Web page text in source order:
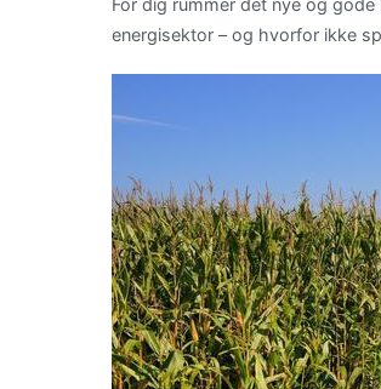
For dig rummer det nye og
energisektor – og hvorfor ikke